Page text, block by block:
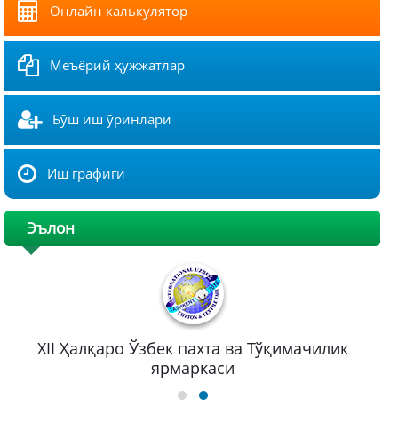
Онлайн калькулятор
Меъёрий ҳужжатлар
Бўш иш ўринлари
Иш графиги
Эълон
XII Ҳалқаро Ўзбек пахта ва Тўқимачилик
ярмаркаси